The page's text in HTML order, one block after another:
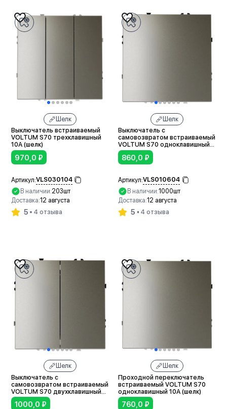
Шелк
Выключатель встраиваемый
VOLTUM S70 трехклавишный
10А (шелк)
970,0 ₽
Артикул:VLS030104
В наличии:203шт
Доставка:12 августа
5 4 отзыва
Шелк
Выключатель с
самовозвратом встраиваемый
VOLTUM S70 одноклавишный
10А (шелк)
860,0 ₽
Артикул:VLS010604
В наличии:1000шт
Доставка:12 августа
5 4 отзыва
Шелк
Выключатель с
самовозвратом встраиваемый
VOLTUM S70 двухклавишный
10А (шелк)
1000,0 ₽
Шелк
Проходной переключатель
встраиваемый VOLTUM S70
одноклавишный 10А (шелк)
760,0 ₽